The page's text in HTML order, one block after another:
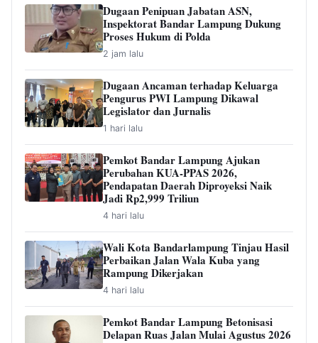
Dugaan Penipuan Jabatan ASN,
Inspektorat Bandar Lampung Dukung
Proses Hukum di Polda
2 jam lalu
Dugaan Ancaman terhadap Keluarga
Pengurus PWI Lampung Dikawal
Legislator dan Jurnalis
1 hari lalu
Pemkot Bandar Lampung Ajukan
Perubahan KUA-PPAS 2026,
Pendapatan Daerah Diproyeksi Naik
Jadi Rp2,999 Triliun
4 hari lalu
Wali Kota Bandarlampung Tinjau Hasil
Perbaikan Jalan Wala Kuba yang
Rampung Dikerjakan
4 hari lalu
Pemkot Bandar Lampung Betonisasi
Delapan Ruas Jalan Mulai Agustus 2026